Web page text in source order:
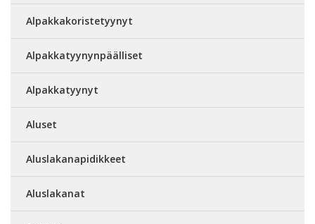
Alpakkakoristetyynyt
Alpakkatyynynpäälliset
Alpakkatyynyt
Aluset
Aluslakanapidikkeet
Aluslakanat